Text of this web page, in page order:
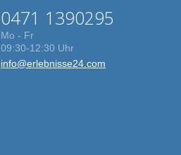
0471 1390295
Mo - Fr
09:30-12:30 Uhr
info@erlebnisse24.com